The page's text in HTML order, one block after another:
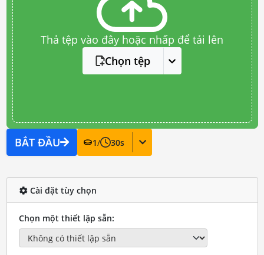
Thả tệp vào đây hoặc nhấp để tải lên
Chọn tệp
BẮT ĐẦU 1/ 30s
Cài đặt tùy chọn
Chọn một thiết lập sẵn: